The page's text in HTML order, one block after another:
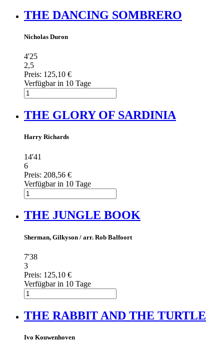
THE DANCING SOMBRERO
Nicholas Duron
4'25
2,5
Preis: 125,10 €
Verfügbar in 10 Tage
THE GLORY OF SARDINIA
Harry Richards
14'41
6
Preis: 208,56 €
Verfügbar in 10 Tage
THE JUNGLE BOOK
Sherman, Gilkyson / arr. Rob Balfoort
7'38
3
Preis: 125,10 €
Verfügbar in 10 Tage
THE RABBIT AND THE TURTLE
Ivo Kouwenhoven